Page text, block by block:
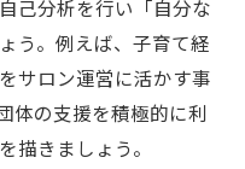
サロン協会制度活
ルサロンの信頼構築
己分析を行い「自分な
う。例えば、子育て経
サロン運営に活かす事
体の支援を積極的に利
描きましょう。